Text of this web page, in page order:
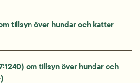
tillsyn över hundar och katter
om tillsyn över hundar och